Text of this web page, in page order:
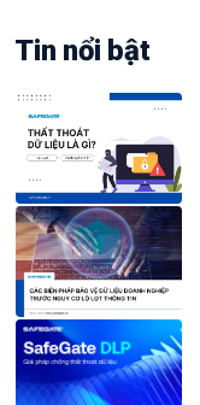
Tin nổi bật